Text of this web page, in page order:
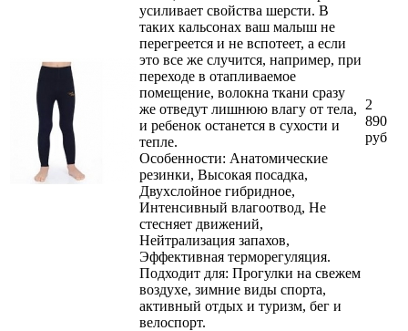
усиливает свойства шерсти. В
таких кальсонах ваш малыш не
перегреется и не вспотеет, а если
это все же случится, например, при
переходе в отапливаемое
помещение, волокна ткани сразу
же отведут лишнюю влагу от тела,
и ребенок останется в сухости и
тепле.
Особенности: Анатомические
резинки, Высокая посадка,
Двухслойное гибридное,
Интенсивный влагоотвод, Не
стесняет движений,
Нейтрализация запахов,
Эффективная терморегуляция.
Подходит для: Прогулки на свежем
воздухе, зимние виды спорта,
активный отдых и туризм, бег и
велоспорт.
2
890
руб